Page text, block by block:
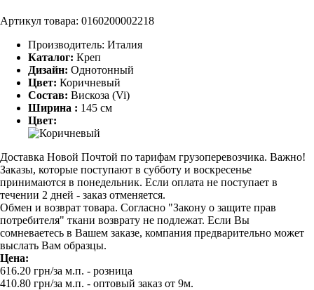
Артикул товара: 0160200002218
Производитель: Италия
Каталог: Креп
Дизайн: Однотонный
Цвет: Коричневый
Состав: Вискоза (Vi)
Ширина : 145 см
Цвет:
Доставка Новой Почтой по тарифам грузоперевозчика. Важно!
Заказы, которые поступают в субботу и воскресенье
принимаются в понедельник. Если оплата не поступает в
течении 2 дней - заказ отменяется.
Обмен и возврат товара. Согласно "Закону о защите прав
потребителя" ткани возврату не подлежат. Если Вы
сомневаетесь в Вашем заказе, компания предварительно может
выслать Вам образцы.
Цена:
616.20 грн/за м.п. - розница
410.80 грн/за м.п. - оптовый заказ от 9м.